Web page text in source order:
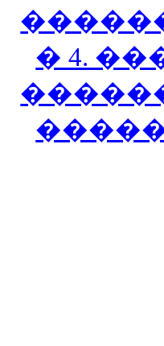
� 4.